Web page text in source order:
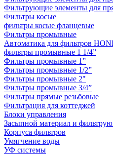
Фильтрующие элементы для
Фильтры косые
фильтры косые фланцевые
Фильтры промывные
Автоматика для фильтров
фильтры промывные 1 1/4”
Фильтры промывные 1”
Фильтры промывные 1/2”
Фильтры промывные 2"
Фильтры промывные 3/4”
Фильтры прямые резьбовые
Фильтрация для коттеджей
Блоки управления
Засыпной материал и
Корпуса фильтров
Умягчение воды
УФ системы